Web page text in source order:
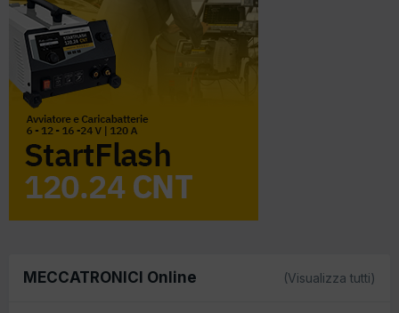
MECCATRONICI Online (Visualizza tutti)